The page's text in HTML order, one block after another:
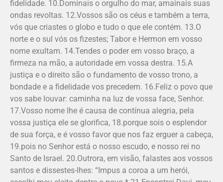
fidelidade. 10.Dominais o orgulho do mar, amainais suas
ondas revoltas. 12.Vossos são os céus e também a terra,
vós que criastes o globo e tudo o que ele contém. 13.O
norte e o sul vós os fizestes; Tabor e Hermon em vosso
nome exultam. 14.Tendes o poder em vosso braço, a
firmeza na mão, a autoridade em vossa destra. 15.A
justiça e o direito são o fundamento de vosso trono, a
bondade e a fidelidade vos precedem. 16.Feliz o povo que
vos sabe louvar: caminha na luz de vossa face, Senhor.
17.Vosso nome lhe é causa de contínua alegria, pela
vossa justiça ele se glorifica, 18.porque sois o esplendor
de sua força, e é vosso favor que nos faz erguer a cabeça,
19.pois no Senhor está o nosso escudo, e nosso rei no
Santo de Israel. 20.Outrora, em visão, falastes aos vossos
santos e dissestes-lhes: “Impus a coroa a um herói,